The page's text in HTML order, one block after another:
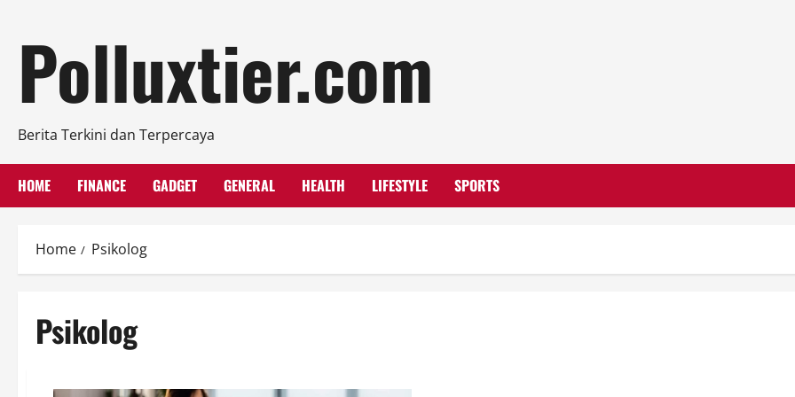
content
Polluxtier.com
Berita Terkini dan Terpercaya
HOME FINANCE GADGET GENERAL HEALTH LIFESTYLE SPORTS
Home Psikolog
Psikolog